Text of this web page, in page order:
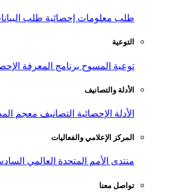
طلب معلومات إحصائية طلب
التوعية
توعية المسوح برنامج المعرفة
الأدلة والتصانيف
الأدلة الإحصائية التصانيف معجم
المركز الإعلامي والفعاليات
منتدى الأمم المتحدة العالمي السادس
تواصل معنا